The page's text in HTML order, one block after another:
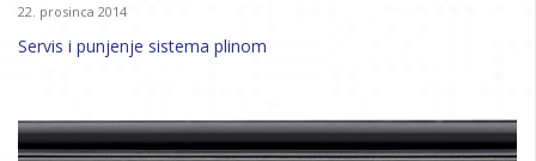
22. prosinca 2014
Servis i punjenje sistema plinom